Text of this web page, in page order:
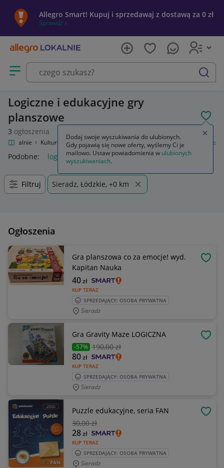
Allegro Smart! Kupuj i sprzedawaj z dostawą za 0 zł
Sprawdź »
Otwórz menu z kategoriami
szukaj
Logiczne i edukacyjne gry
planszowe
3 ogłoszenia
Lokalnie Kultura i rozrywka Gry Planszowe Logiczne i edukacyjne
Podobne: logiczne i edukacyjne
Filtruj Sieradz, Łódzkie, +0 km
Ogłoszenia
Gra planszowa co za emocje! wyd.
Kapitan Nauka
KUP TERAZ
40zł
SPRZEDAJĄCY: OSOBA PRYWATNA
Sieradz
Gra Gravity Maze LOGICZNA
-57% 190,00 zł
KUP TERAZ
80zł
SPRZEDAJĄCY: OSOBA PRYWATNA
Sieradz
Puzzle edukacyjne, seria FAN
30,00 zł
KUP TERAZ
28zł
SPRZEDAJĄCY: OSOBA PRYWATNA
Sieradz
Dodaj swoje wyszukiwania do ulubionych.
Gdy pojawią się nowe oferty, wyślemy Ci je
mailowo. Ustaw powiadomienia w ulubionych
wyszukiwaniach.